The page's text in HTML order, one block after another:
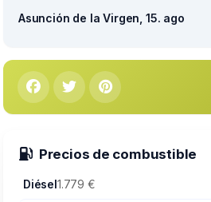
Asunción de la Virgen, 15. ago
Precios de combustible
Diésel1.779 €